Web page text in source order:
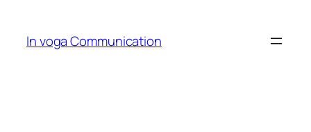
content
In voga Communication